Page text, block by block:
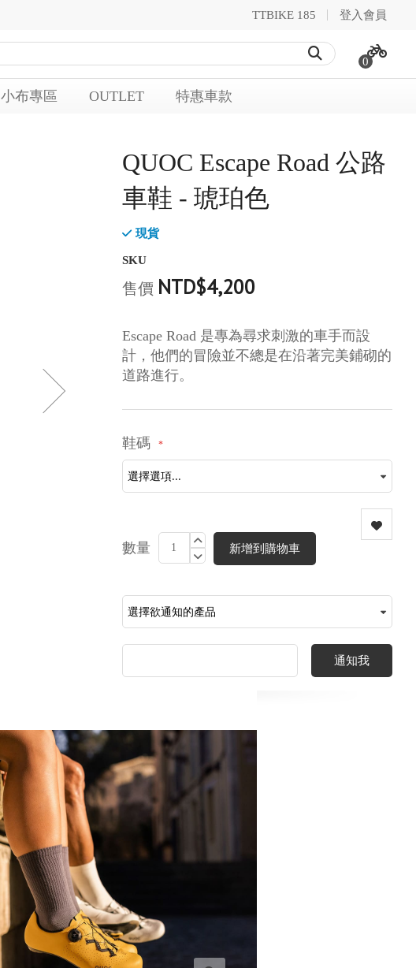
TTBIKE 185
登入會員
0
小布專區 OUTLET 特惠車款
QUOC Escape Road 公路
車鞋 - 琥珀色
現貨
SKU
售價 NTD$4,200
Escape Road 是專為尋求刺激的車手而設
計，他們的冒險並不總是在沿著完美鋪砌的
道路進行。
鞋碼
數量 新增到購物車
通知我